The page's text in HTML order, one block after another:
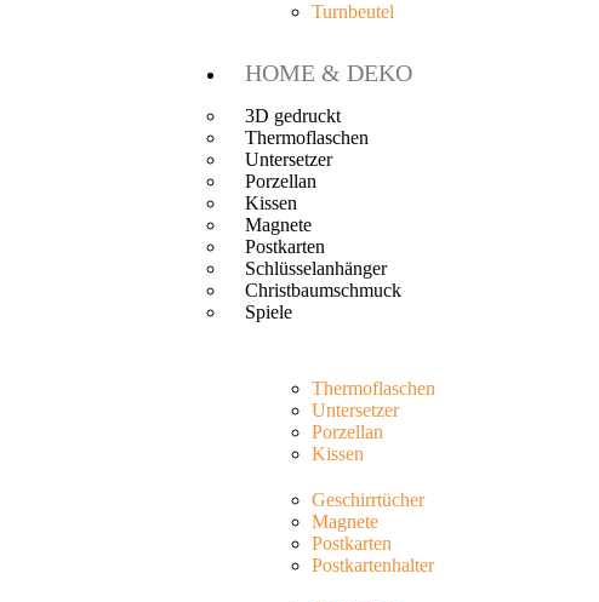
Turnbeutel
HOME & DEKO
3D gedruckt
Thermoflaschen
Untersetzer
Porzellan
Kissen
Magnete
Postkarten
Schlüsselanhänger
Christbaumschmuck
Spiele
Thermoflaschen
Untersetzer
Porzellan
Kissen
Geschirrtücher
Magnete
Postkarten
Postkartenhalter